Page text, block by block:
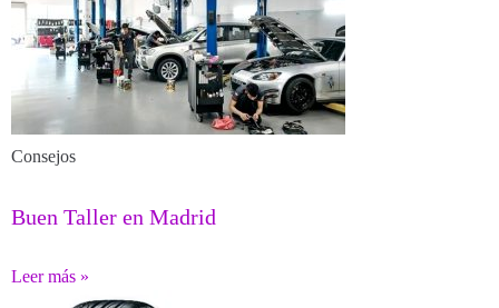
Consejos
Buen Taller en Madrid
Leer más »